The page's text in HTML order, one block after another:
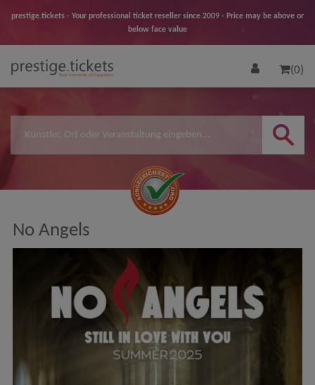
prestige.tickets - Your professional ticket reseller since 2009 - Price may be above or
below face value
(0)
No Angels